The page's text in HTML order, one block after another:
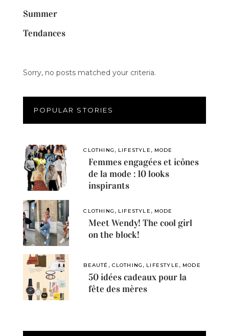
Summer
Tendances
Sorry, no posts matched your criteria.
POPULAR STORIES
CLOTHING , LIFESTYLE , MODE
Femmes engagées et icônes
de la mode : 10 looks
inspirants
CLOTHING , LIFESTYLE , MODE
Meet Wendy! The cool girl
on the block!
BEAUTÉ , CLOTHING , LIFESTYLE , MODE
50 idées cadeaux pour la
fête des mères